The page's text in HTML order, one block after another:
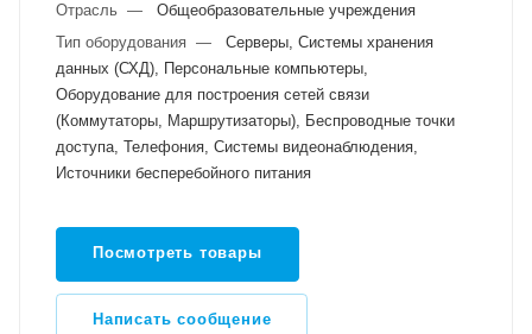
Отрасль —
Общеобразовательные учреждения
Тип оборудования —
Серверы, Системы хранения
данных (СХД), Персональные компьютеры,
Оборудование для построения сетей связи
(Коммутаторы, Маршрутизаторы), Беспроводные точки
доступа, Телефония, Системы видеонаблюдения,
Источники бесперебойного питания
Посмотреть товары
Написать сообщение